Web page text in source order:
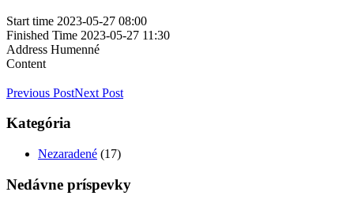
Start time 2023-05-27 08:00
Finished Time 2023-05-27 11:30
Address Humenné
Content
Previous PostNext Post
Kategória
Nezaradené (17)
Nedávne príspevky